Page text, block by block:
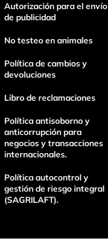
Autorización para el envío
de publicidad
No testeo en animales
Política de cambios y
devoluciones
Libro de reclamaciones
Política antisoborno y
anticorrupción para
negocios y transacciones
internacionales.
Política autocontrol y
gestión de riesgo integral
(SAGRILAFT).